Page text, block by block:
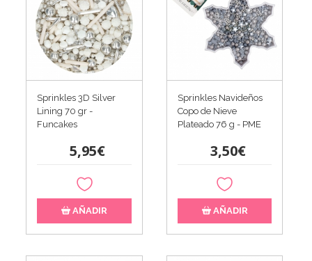
Sprinkles 3D Silver
Lining 70 gr -
Funcakes
5,95€
AÑADIR
Sprinkles Navideños
Copo de Nieve
Plateado 76 g - PME
3,50€
AÑADIR